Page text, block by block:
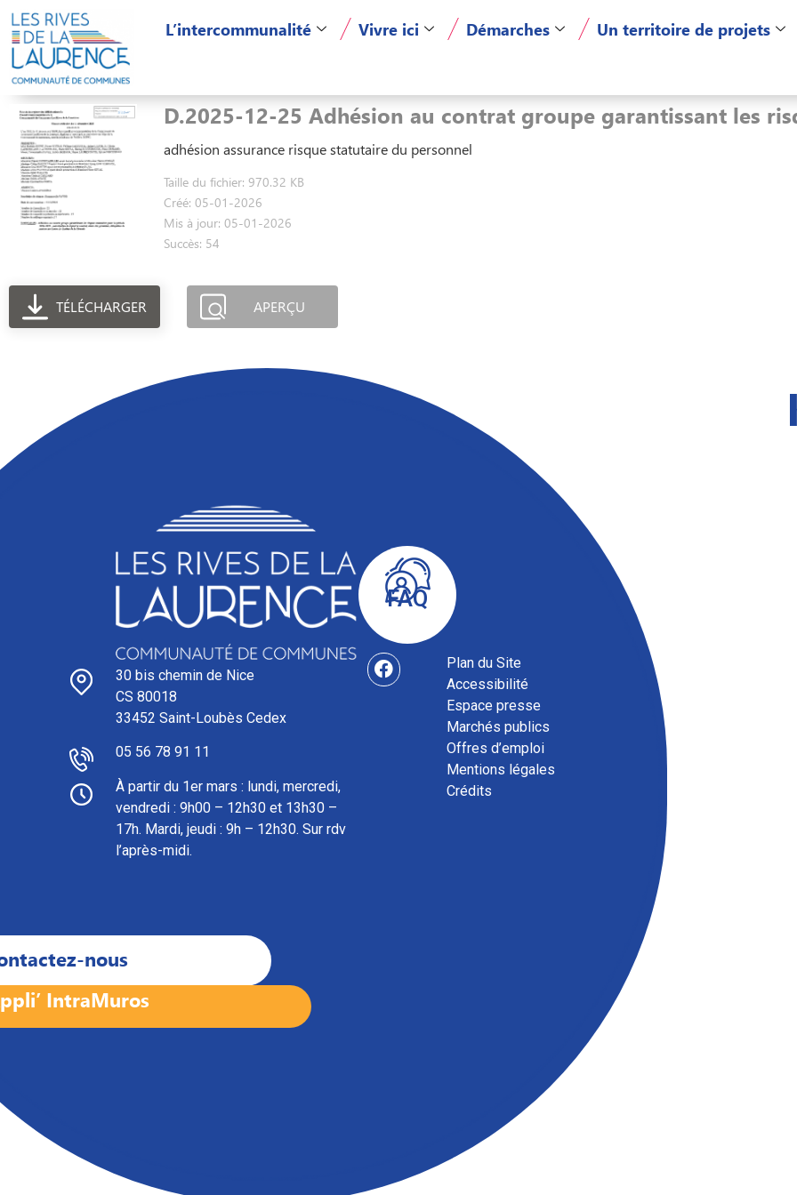
L’intercommunalité Vivre ici Démarches Un territoire de projets
D.2025-12-25 Adhésion au contrat groupe garantissant les
adhésion assurance risque statutaire du personnel
Taille du fichier: 970.32 KB
Créé: 05-01-2026
Mis à jour: 05-01-2026
Succès: 54
TÉLÉCHARGER APERÇU
30 bis chemin de Nice
CS 80018
33452 Saint-Loubès Cedex
05 56 78 91 11
À partir du 1er mars : lundi, mercredi,
vendredi : 9h00 – 12h30 et 13h30 –
17h. Mardi, jeudi : 9h – 12h30. Sur rdv
l’après-midi.
FAQ
Plan du Site
Accessibilité
Espace presse
Marchés publics
Offres d’emploi
Mentions légales
Crédits
nous
IntraMuros